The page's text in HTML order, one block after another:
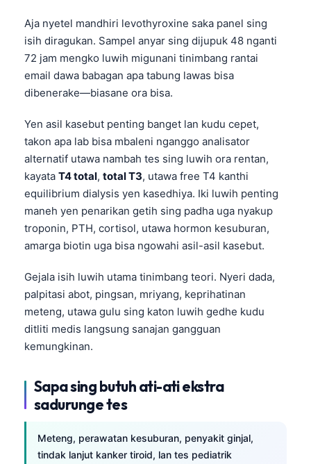
Aja nyetel mandhiri levothyroxine saka panel sing
isih diragukan. Sampel anyar sing dijupuk 48 nganti
72 jam mengko luwih migunani tinimbang rantai
email dawa babagan apa tabung lawas bisa
dibenerake—biasane ora bisa.
Yen asil kasebut penting banget lan kudu cepet,
takon apa lab bisa mbaleni nganggo analisator
alternatif utawa nambah tes sing luwih ora rentan,
kayata T4 total, total T3, utawa free T4 kanthi
equilibrium dialysis yen kasedhiya. Iki luwih penting
maneh yen penarikan getih sing padha uga nyakup
troponin, PTH, cortisol, utawa hormon kesuburan,
amarga biotin uga bisa ngowahi asil-asil kasebut.
Gejala isih luwih utama tinimbang teori. Nyeri dada,
palpitasi abot, pingsan, mriyang, keprihatinan
meteng, utawa gulu sing katon luwih gedhe kudu
ditliti medis langsung sanajan gangguan
kemungkinan.
Sapa sing butuh ati-ati ekstra
sadurunge tes
Meteng, perawatan kesuburan, penyakit ginjal,
tindak lanjut kanker tiroid, lan tes pediatrik
ગુજરાતી
മലയാളം
Bahasa Melayu
Tagalog
ไทย
ဗမာစာ
Kiswahili
አማርኛ
Українська
O‘zbekcha
Català
Қазақ тілі
Slovenčina